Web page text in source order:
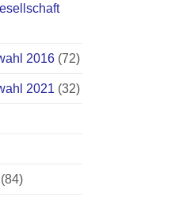
2016 (72)
2021 (32)
(84)